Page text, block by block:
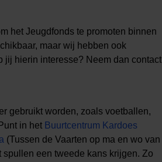
het Jeugdfonds te promoten binnen
maar wij hebben ook
jij hierin interesse? Neem dan contact
gebruikt worden, zoals voetballen,
in het Buurtcentrum Kardoes
(Tussen de Vaarten op ma en wo van
een tweede kans krijgen. Zo